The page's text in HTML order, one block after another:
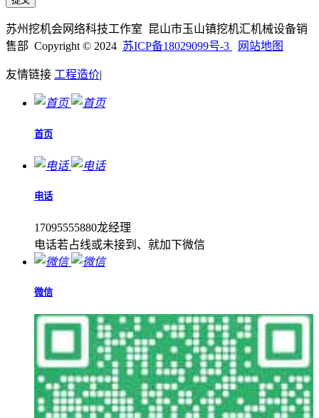
苏州挖机会网络科技工作室 昆山市玉山镇挖机汇机械设备销
售部 Copyright © 2024 苏ICP备18029099号-3 网站地图
友情链接 工程造价|
首页
电话
17095555880龙经理
电话若占线或未接到、就加下微信
微信